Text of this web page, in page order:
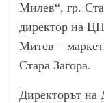
Милев“, гр.
директор на
Митев –
Стара Загора.
Директорът на